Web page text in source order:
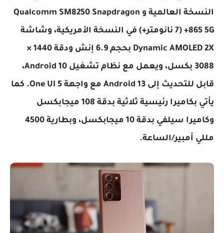
النسخة العالمية و Qualcomm SM8250 Snapdragon
865 5G+ (7 نانومتر+) في النسخة الأمريكية، وشاشة
Dynamic AMOLED 2X بحجم 6.9 إنش ودقة 1440 ×
3088 بكسل، ويعمل مع نظام تشغيل Android 10،
قابل للتحديث إلى Android 13 مع واجهة One UI 5. كما
يأتي بكاميرا رئيسية ثلاثية بدقة 108 ميجابكسل
وكاميرا سيلفي بدقة 10 ميجابكسل، وبطارية 4500
مللي أمبير/الساعة.